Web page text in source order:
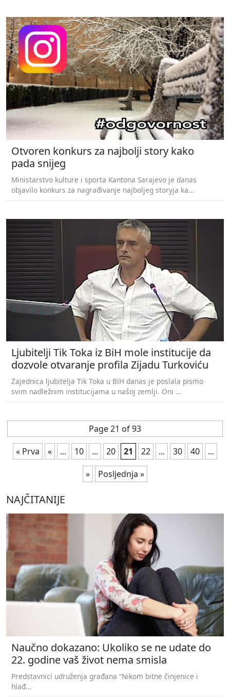
Otvoren konkurs za najbolji story kako
pada snijeg
Ministarstvo kulture i sporta Kantona Sarajevo je danas
objavilo konkurs za nagrađivanje najboljeg storyja ka...
Ljubitelji Tik Toka iz BiH mole institucije da
dozvole otvaranje profila Zijadu Turkoviću
Zajednica ljubitelja Tik Toka u BiH danas je poslala pismo
svim nadležnim institucijama u našoj zemlji. Oni ...
Page 21 of 93
« Prva
« ... 10 ... 20 21 22 ... 30 40
...
»
Posljednja »
NAJČITANIJE
Naučno dokazano: Ukoliko se ne udate do
22. godine vaš život nema smisla
Predstavnici udruženja građana “Nikom bitne činjenice i
hlađ...